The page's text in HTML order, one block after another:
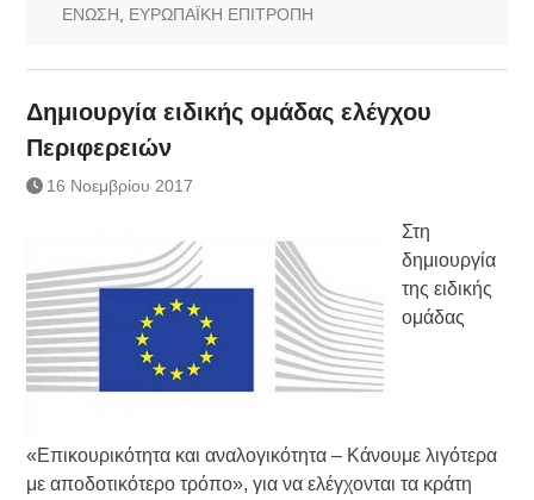
ΕΝΩΣΗ
ΕΥΡΩΠΑΪΚΗ ΕΠΙΤΡΟΠΗ
Δημιουργία ειδικής ομάδας ελέγχου
Περιφερειών
16 Νοεμβρίου 2017
Στη
δημιουργία
της ειδικής
ομάδας
«Επικουρικότητα και αναλογικότητα – Κάνουμε λιγότερα
με αποδοτικότερο τρόπο», για να ελέγχονται τα κράτη